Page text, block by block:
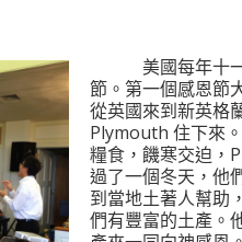
美國每年十
節。第一個感恩節
從英國來到新英格
Plymouth 住下來
糧食，饑寒交迫，
過了一個冬天，他
到當地土著人幫助
們有豐富的土產。